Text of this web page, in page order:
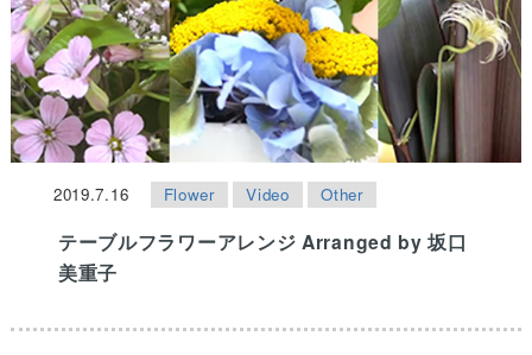
2019.7.16 Flower Video Other
テーブルフラワーアレンジ Arranged by 坂口
美重子